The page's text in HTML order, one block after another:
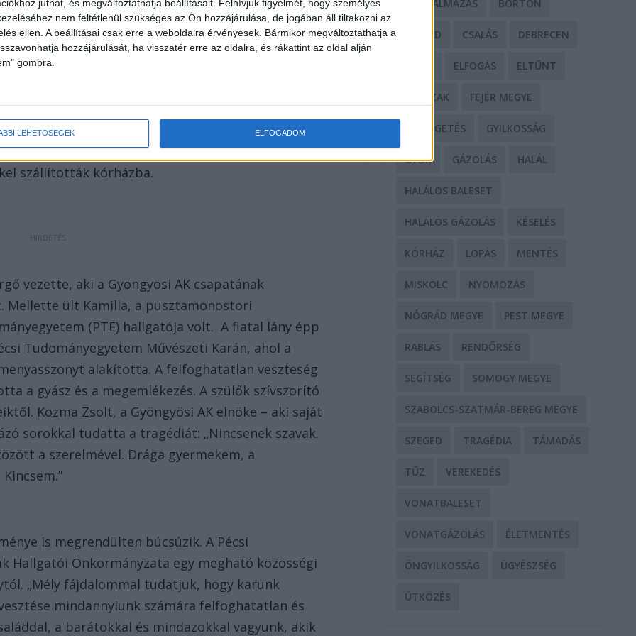
juthat, és megváltoztathatja beállításait. Felhívjuk figyelmét, hogy személyes
nem feltétlenül szükséges az Ön hozzájárulása, de jogában áll tiltakozni az
ellen. A beállításai csak erre a weboldalra érvényesek. Bármikor megváltoztathatja a
hozzájárulását, ha visszatér erre az oldalra, és rákattint az oldal alján
gombra.
LEHETŐSÉGEK ELFOGADOM
édesapja a család mögött haladt egy másik
vesztette el gyerekét. a történtek miatt mély
tartani benne a lelket. Az autóban utazott
szállították kórházba.
vezette, aki a Gyöngyösi AK csapatának
ült Kamilla, a pusztamonostori
(PTE) hallgatója volt. A fiatal lány épp
Tudományegyetem Művészeti Karán, ahol a
alakította. A felfoghatatlan veszteség
a gyász és a megemlékezés. A szülők szívszorító
Kozma Zsolt, a Gyöngyösi AK elnöke – aki saját
sorokkal tudatta a tragédiát: „Nincsenek szavak.
a szerelmével. Drága gyermekem, a
is megrendülten búcsúzik. A Pécsi
Hallgatói Önkormányzata egy megható közösségi
„Mély fájdalommal tudatjuk, hogy karunk
mindannyiunk számára felfoghatatlan és
a barátokkal és mindazokkal vagyunk, akik
BÁNTALMAZÁS BÖRTÖN
CSALÁD CSALÁS DEBRECEN
ELFOGÁS ELTŰNT
ERŐSZAK FEJÉR MEGYE
FENYEGETÉS GYILKOSSÁG
GYŐR GÁZOLÁS HALÁL
HALÁLOS BALESET
HALÁLOS GÁZOLÁS KÉSELÉS
KÓRHÁZ LOPÁS MENTÉS
MISKOLC NYOMOZÁS
NÓGRÁD MEGYE PEST MEGYE
RABLÁS RENDŐRSÉG
SEGÍTSÉG SOMOGY MEGYE
SZABOLCS-SZATMÁR-BEREG MEGYE
SZEGED TRAGÉDIA TÁMADÁS
TŰZ VEREKEDÉS
VONATBALESET
VONATGÁZOLÁS ÉLETMENTÉS
ÖNGYILKOSSÁG ÜGYÉSZSÉG
ÜTKÖZÉS